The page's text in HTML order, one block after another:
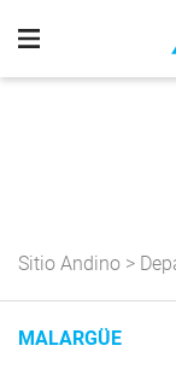
Sitio Andino >
MALARGÜE